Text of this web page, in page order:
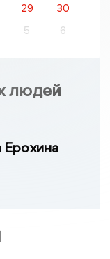
29
30
5 6
людей
Ерохина